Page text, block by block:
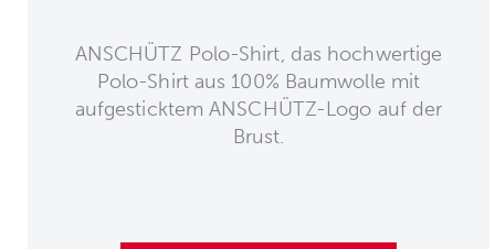
ANSCHÜTZ Polo-Shirt, das hochwertige
Polo-Shirt aus 100% Baumwolle mit
aufgesticktem ANSCHÜTZ-Logo auf der
Brust.